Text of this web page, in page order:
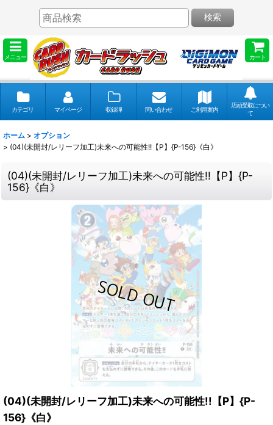
メニュー カート
検索
カテゴリ マイページ 収録弾 問い合わせ ご利用案内
店頭受取につい
て
ホーム > オプション
> (04)(未開封/レリーフ加工)未来への可能性!!【P】{P-156}《白》
(04)(未開封/レリーフ加工)未来への可能性!!【P】{P-
156}《白》
(04)(未開封/レリーフ加工)未来への可能性!!【P】{P-
156}《白》